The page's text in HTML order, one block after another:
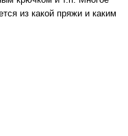
из какой пряжи и каким